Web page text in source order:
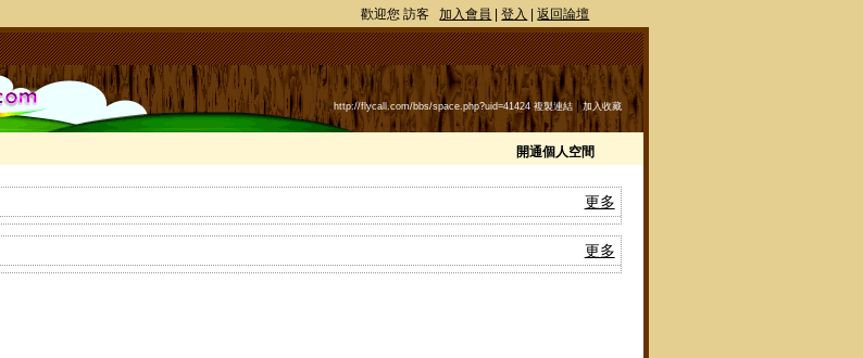
歡迎您 訪客加入會員 |登入 |返回論壇
http://flycall.com/bbs/space.php?uid=41424 複製連結 |加入收藏
開通個人空間
更多
更多